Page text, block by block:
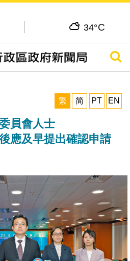
34°C
搜尋
繁
简 PT EN
員會人士
應及早提出確認申請